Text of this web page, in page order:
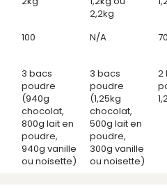
2,2kg
100 N/A
3 bacs
poudre
(940g
chocolat,
800g lait en
poudre,
940g vanille
ou noisette)
3 bacs
poudre
(1,25kg
chocolat,
500g lait en
poudre,
300g vanille
ou noisette)
2